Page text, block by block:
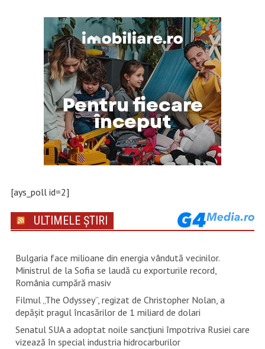
[ays_poll id=2]
ULTIMELE ȘTIRI
Bulgaria face milioane din energia vândută vecinilor.
Ministrul de la Sofia se laudă cu exporturile record,
România cumpără masiv
Filmul „The Odyssey”, regizat de Christopher Nolan, a
depăşit pragul încasărilor de 1 miliard de dolari
Senatul SUA a adoptat noile sancţiuni împotriva Rusiei care
vizează în special industria hidrocarburilor